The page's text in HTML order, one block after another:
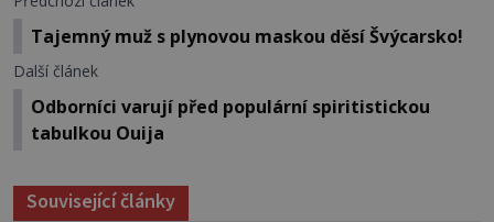
Tajemný muž s plynovou maskou děsí Švýcarsko!
Další článek
Odborníci varují před populární spiritistickou
tabulkou Ouija
Související články